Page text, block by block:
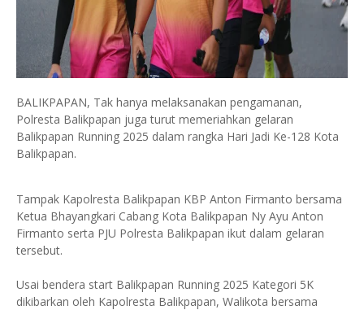
BALIKPAPAN, Tak hanya melaksanakan pengamanan,
Polresta Balikpapan juga turut memeriahkan gelaran
Balikpapan Running 2025 dalam rangka Hari Jadi Ke-128 Kota
Balikpapan.
Tampak Kapolresta Balikpapan KBP Anton Firmanto bersama
Ketua Bhayangkari Cabang Kota Balikpapan Ny Ayu Anton
Firmanto serta PJU Polresta Balikpapan ikut dalam gelaran
tersebut.
Usai bendera start Balikpapan Running 2025 Kategori 5K
dikibarkan oleh Kapolresta Balikpapan, Walikota bersama